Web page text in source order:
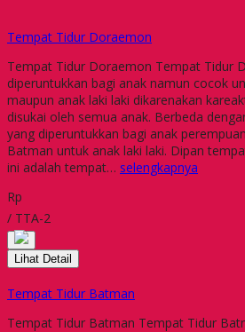
Tempat Tidur Doraemon
Tempat Tidur Doraemon Tempat Tidur
diperuntukkan bagi anak namun cocok
maupun anak laki laki dikarenakan
disukai oleh semua anak. Berbeda
yang diperuntukkan bagi anak
Batman untuk anak laki laki. Dipan
ini adalah tempat… selengkapnya
Rp
/ TTA-2
Lihat Detail
Tempat Tidur Batman
Tempat Tidur Batman Tempat Tidur